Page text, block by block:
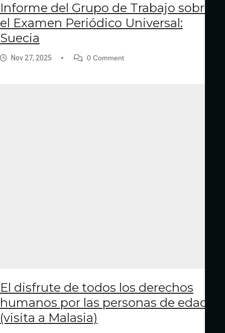
Informe del Grupo de Trabajo sobre
el Examen Periódico Universal:
Suecia
Nov 27, 2025 0 Comment
El disfrute de todos los derechos
humanos por las personas de edad
(visita a Malasia)